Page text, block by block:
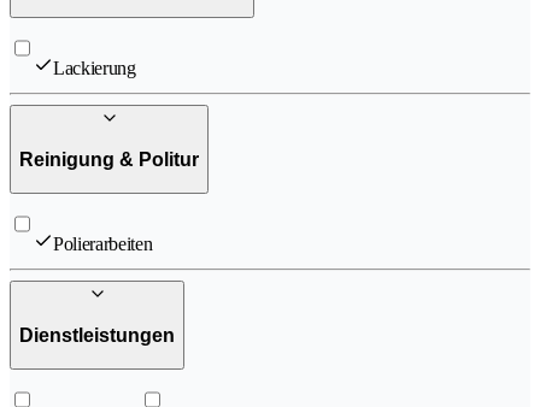
Lackierung
Reinigung & Politur
Polierarbeiten
Dienstleistungen